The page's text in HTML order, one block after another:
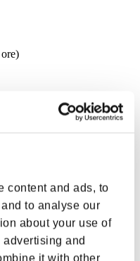
content and ads, to
to analyse our
about your use of
and
it with other